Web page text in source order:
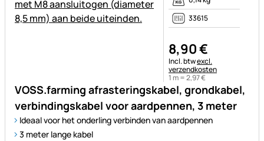
VOSS.farming afrasteringskabel, grondkabel,
verbindingskabel voor aardpennen, 3 meter
Ideaal voor het onderling verbinden van aardpennen
3 meter lange kabel
33615
8,90€
Belastinginformatie:
Incl. btwexcl.
verzendkosten
1 m =2,97€